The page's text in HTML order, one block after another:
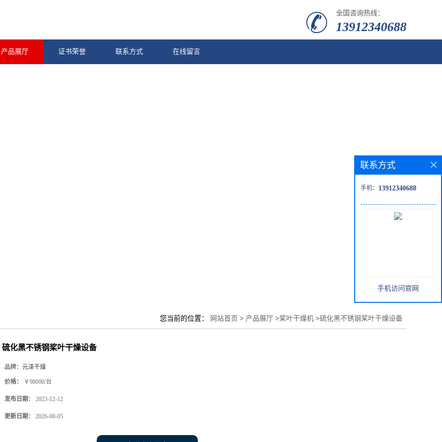
全国咨询热线：
13912340688
产品展厅 证书荣誉 联系方式 在线留言
您当前的位置： 网站首页 > 产品展厅 >桨叶干燥机 >硫化黑不锈钢桨叶干燥设备
硫化黑不锈钢桨叶干燥设备
品牌： 元泽干燥
价格： ￥98000/台
发布日期： 2023-12-12
更新日期： 2026-08-05
联系方式
手机： 13912340688
手机访问官网